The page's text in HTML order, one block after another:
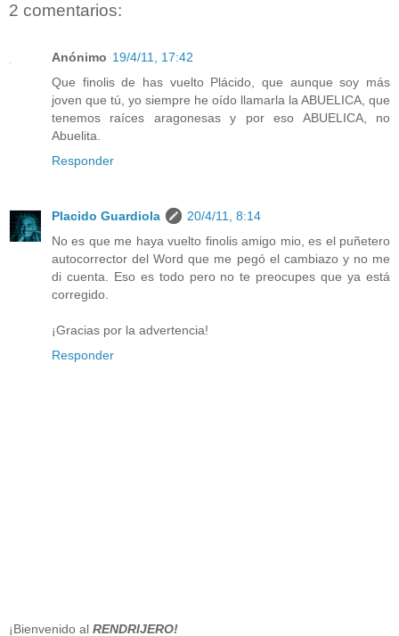
2 comentarios:
Anónimo 19/4/11, 17:42
Que finolis de has vuelto Plácido, que aunque soy más
joven que tú, yo siempre he oído llamarla la ABUELICA, que
tenemos raíces aragonesas y por eso ABUELICA, no
Abuelita.
Responder
Placido Guardiola
20/4/11, 8:14
No es que me haya vuelto finolis amigo mio, es el puñetero
autocorrector del Word que me pegó el cambiazo y no me
di cuenta. Eso es todo pero no te preocupes que ya está
corregido.
¡Gracias por la advertencia!
Responder
¡Bienvenido al RENDRIJERO!